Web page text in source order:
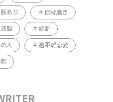
脈あり 自分磨き
液型 診断
人 遠距離恋愛
顔